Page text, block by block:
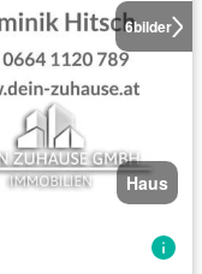
6bilder
Haus